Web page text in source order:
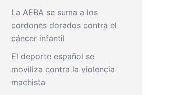
La AEBA se suma a los
cordones dorados contra el
cáncer infantil
El deporte español se
moviliza contra la violencia
machista